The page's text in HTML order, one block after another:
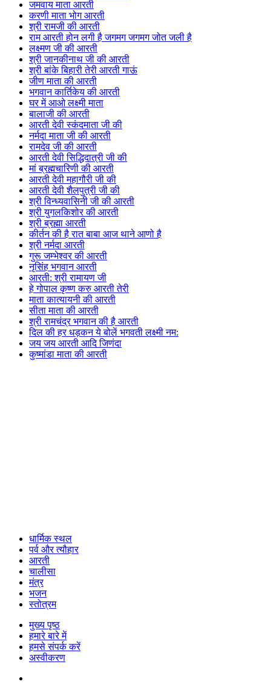
जमवाय माता आरती
करणी माता भोग आरती
श्री रामजी की आरती
राम आरती होन लगी है जगमग जगमग जोत जली है
लक्ष्मण जी की आरती
श्री जानकीनाथ जी की आरती
श्री बांके बिहारी तेरी आरती गाऊं
जीण माता की आरती
भगवान कार्तिकेय की आरती
घर में आओ लक्ष्मी माता
बालाजी की आरती
आरती देवी स्कंदमाता जी की
नर्मदा माता जी की आरती
रामदेव जी की आरती
आरती देवी सिद्धिदात्री जी की
मां ब्रह्मचारिणी की आरती
आरती देवी महागौरी जी की
आरती देवी शैलपुत्री जी की
श्री विन्ध्यवासिनी जी की आरती
श्री युगलकिशोर की आरती
श्री ब्रह्मा आरती
कीर्तन की है रात बाबा आज थाने आणो है
श्री नर्मदा आरती
गुरू जम्भेश्वर की आरती
नृसिंह भगवान आरती
आरती: श्री रामायण जी
हे गोपाल कृष्ण करु आरती तेरी
माता कात्यायनी की आरती
सीता माता की आरती
श्री रामचंद्र भगवान की है आरती
दिल की हर धड़कन ये बोलें भगवती लक्ष्मी नम:
जय जय आरती आदि जिणंदा
कुष्मांडा माता की आरती
धार्मिक स्थल
पर्व और त्यौहार
आरती
चालीसा
मंत्र
भजन
स्तोत्रम
मुख्य पृष्ठ
हमारे बारे में
हमसे संपर्क करें
अस्वीकरण